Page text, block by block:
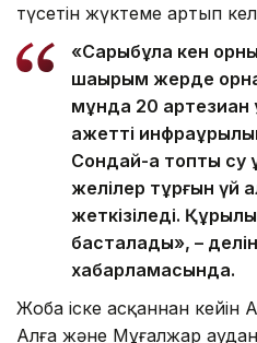
түсетін жүктеме артып
«Сарыбұлақ кен
шақырым жерде
мұнда 20 артезиан
қажетті
Сондай-ақ топтық
желілер тұрғын үй
жеткізіледі.
басталады», –
хабарламасында.
Жоба іске асқаннан кейін
Алға және Мұғалжар